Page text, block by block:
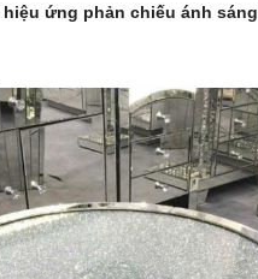
hiệu ứng phản chiếu ánh sáng